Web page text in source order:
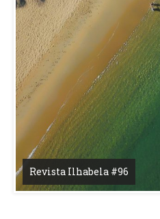
Revista Ilhabela #96